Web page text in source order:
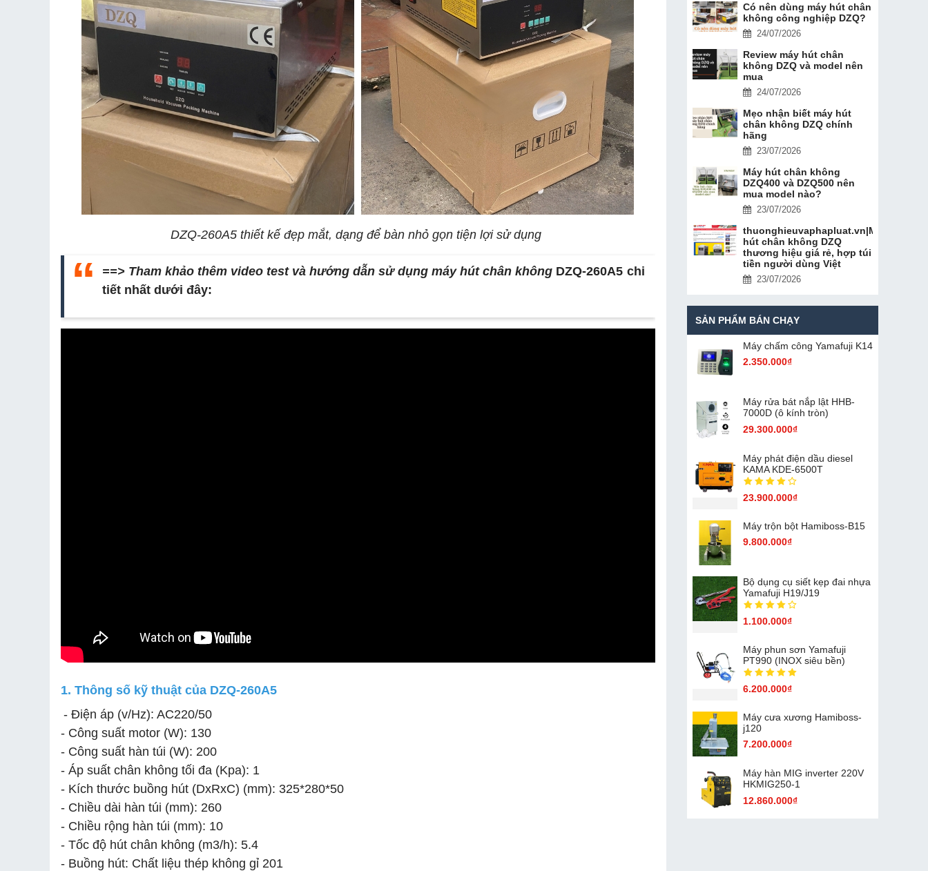
DZQ-260A5 thiết kế đẹp mắt, dạng để bàn nhỏ gọn tiện lợi sử dụng
==> Tham khảo thêm video test và hướng dẫn sử dụng máy hút chân không DZQ-260A5 chi
tiết nhất dưới đây:
1. Thông số kỹ thuật của DZQ-260A5
- Điện áp (v/Hz): AC220/50
- Công suất motor (W): 130
- Công suất hàn túi (W): 200
- Áp suất chân không tối đa (Kpa): 1
- Kích thước buồng hút (DxRxC) (mm): 325*280*50
- Chiều dài hàn túi (mm): 260
- Chiều rộng hàn túi (mm): 10
- Tốc độ hút chân không (m3/h): 5.4
- Buồng hút: Chất liệu thép không gỉ 201
Có nên dùng máy hút chân
không công nghiệp DZQ?
24/07/2026
Review máy hút chân
không DZQ và model nên
mua
24/07/2026
Mẹo nhận biết máy hút
chân không DZQ chính
hãng
23/07/2026
Máy hút chân không
DZQ400 và DZQ500 nên
mua model nào?
23/07/2026
thuonghieuvaphapluat.vn|Máy
hút chân không DZQ
thương hiệu giá rẻ, hợp túi
tiền người dùng Việt
23/07/2026
SẢN PHẨM BÁN CHẠY
Máy chấm cô​ng Yamafuji K14
2.350.000₫
Máy rửa bát nắp lật HHB-
7000D (ô kính tròn)
29.300.000₫
Máy phát điện dầu diesel
KAMA KDE-6500T
23.900.000₫
Máy trộn bột Hamiboss-B15
9.800.000₫
Bộ dụng cụ siết kẹp đai nhựa
Yamafuji H19/J19
1.100.000₫
Máy phun sơn Yamafuji
PT990 (INOX siêu bền)
6.200.000₫
Máy cưa xương Hamiboss-
j120
7.200.000₫
Máy hàn MIG inverter 220V
HKMIG250-1
12.860.000₫